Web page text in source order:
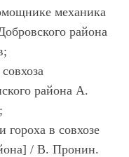
механика
района
района А.
в совхозе
/ В. Пронин.